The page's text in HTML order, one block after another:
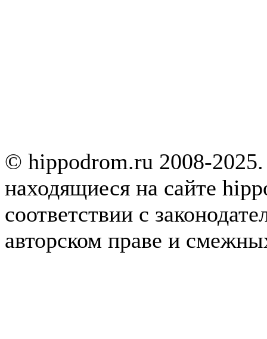
© hippodrom.ru 2008-
находящиеся на сайте
соответствии с
авторском праве и